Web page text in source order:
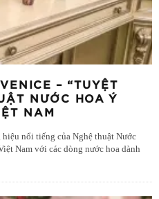
– “TUYỆT
NƯỚC HOA Ý
NAM
nổi tiếng của Nghệ thuật Nước
Nam với các dòng nước hoa dành